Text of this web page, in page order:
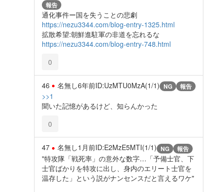
報告
通化事件ー国を失うことの悲劇
https://nezu3344.com/blog-entry-1325.html
拡散希望:朝鮮進駐軍の非道を忘れるな
https://nezu3344.com/blog-entry-748.html
0
46 名無し6年前ID:UzMTU0MzA(1/1) NG 報告
>>1
聞いた記憶があるけど、知らんかった
0
47 名無し1月前ID:E2MzE5MTI(1/1) NG 報告
"特攻隊「戦死率」の意外な数字…「予備士官、下
士官ばかりを特攻に出し、身内のエリート士官を
温存した」という説がナンセンスだと言えるワケ"